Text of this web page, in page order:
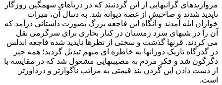
مرواریدهای گرانبهایی از این گردنبند که در دریاهای سهمگین روزگار
ناپدید شدند و صاحبش از غصه دیوانه شد. به دنبال آن، میراث
خواران ایله آمدند و آنگاه این فاجعه بزرگ بصورت داستانی درآمد که
آن را در شبهای سرد زمستان در کنار بخاری برای سرگرمی نقل
می کردند. قرنها گذشت و سختی از نظرها ناپدید شده فاجعه اندلس
در گذرگاه تاریک دورانها به خاطره ای مبهم تبدیل گردید؛ همه چیز
دگرگون شد و فکر مردم به مصیبتهایی مشغول شد که در مقایسه با
از دست دادن این گردن بند قیمتی به مراتب ناگوارتر و دردآورتر
است.